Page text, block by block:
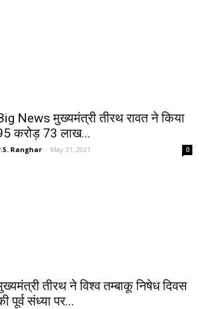
News मुख्यमंत्री तीरथ रावत ने किया
करोड़ 73 लाख...
Ranghar - May 31, 2021 0
तीरथ ने विश्व तम्बाकू निषेध दिवस
पूर्व संध्या पर...